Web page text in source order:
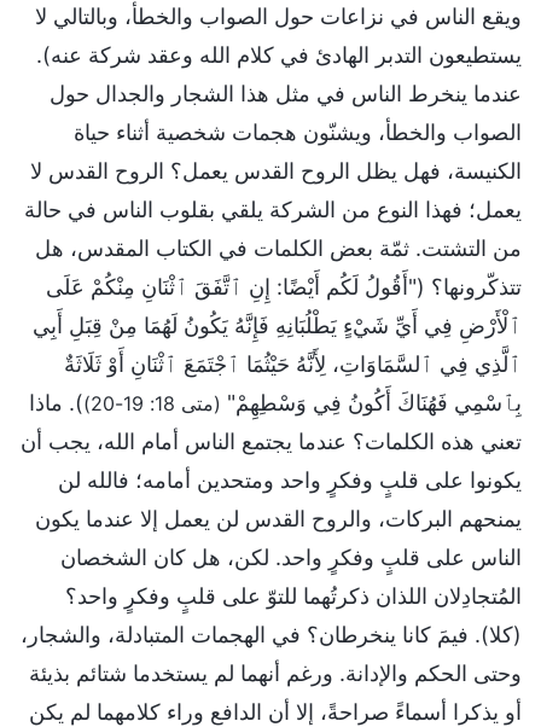
ويقع الناس في نزاعات حول الصواب والخطأ، وبالتالي لا
يستطيعون التدبر الهادئ في كلام الله وعقد شركة عنه).
عندما ينخرط الناس في مثل هذا الشجار والجدال حول
الصواب والخطأ، ويشنّون هجمات شخصية أثناء حياة
الكنيسة، فهل يظل الروح القدس يعمل؟ الروح القدس لا
يعمل؛ فهذا النوع من الشركة يلقي بقلوب الناس في حالة
من التشتت. ثمّة بعض الكلمات في الكتاب المقدس، هل
تتذكّرونها؟ ("أَقُولُ لَكُم أَيْضًا: إِنِ ٱتَّفَقَ ٱثْنَانِ مِنْكُمْ عَلَى
ٱلْأَرْضِ فِي أَيِّ شَيْءٍ يَطْلُبَانِهِ فَإِنَّهُ يَكُونُ لَهُمَا مِنْ قِبَلِ أَبِي
ٱلَّذِي فِي ٱلسَّمَاوَاتِ، لِأَنَّهُ حَيْثُمَا ٱجْتَمَعَ ٱثْنَانِ أَوْ ثَلَاثَةٌ
بِٱسْمِي فَهُنَاكَ أَكُونُ فِي وَسْطِهِمْ" (متى 18: 19-20)
). ماذا
تعني هذه الكلمات؟ عندما يجتمع الناس أمام الله، يجب أن
يكونوا على قلبٍ وفكرٍ واحد ومتحدين أمامه؛ فالله لن
يمنحهم البركات، والروح القدس لن يعمل إلا عندما يكون
الناس على قلبٍ وفكرٍ واحد. لكن، هل كان الشخصان
المُتجادِلان اللذان ذكرتُهما للتوّ على قلبٍ وفكرٍ واحد؟
(كلا). فيمَ كانا ينخرطان؟ في الهجمات المتبادلة، والشجار،
وحتى الحكم والإدانة. ورغم أنهما لم يستخدما شتائم بذيئة
أو يذكرا أسماءً صراحةً، إلا أن الدافع وراء كلامهما لم يكن